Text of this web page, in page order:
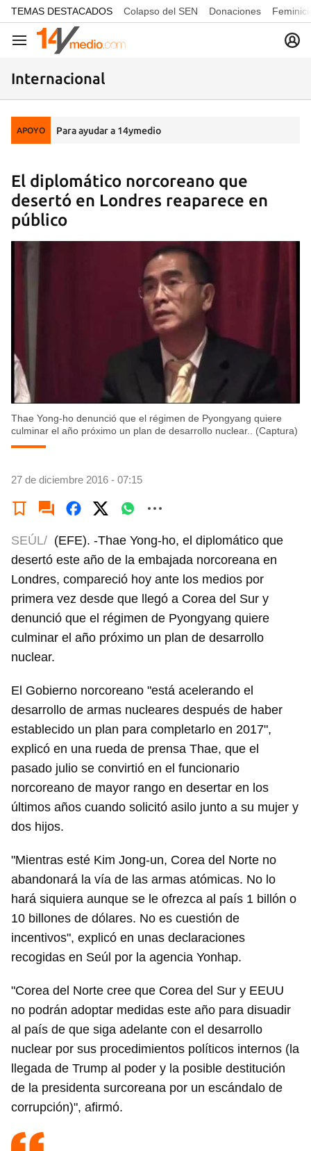
common.go-to-content
TEMAS DESTACADOS Colapso del SEN Donaciones
Navegación
Internacional
APOYO Para ayudar a 14ymedio
El diplomático norcoreano que
desertó en Londres reaparece en
público
Thae Yong-ho denunció que el régimen de Pyongyang quiere
culminar el año próximo un plan de desarrollo nuclear.. (Captura)
27 de diciembre 2016 - 07:15
SEÚL/ (EFE). -Thae Yong-ho, el diplomático que
desertó este año de la embajada norcoreana en
Londres, compareció hoy ante los medios por
primera vez desde que llegó a Corea del Sur y
denunció que el régimen de Pyongyang quiere
culminar el año próximo un plan de desarrollo
nuclear.
El Gobierno norcoreano "está acelerando el
desarrollo de armas nucleares después de haber
establecido un plan para completarlo en 2017",
explicó en una rueda de prensa Thae, que el
pasado julio se convirtió en el funcionario
norcoreano de mayor rango en desertar en los
últimos años cuando solicitó asilo junto a su mujer y
dos hijos.
"Mientras esté Kim Jong-un, Corea del Norte no
abandonará la vía de las armas atómicas. No lo
hará siquiera aunque se le ofrezca al país 1 billón o
10 billones de dólares. No es cuestión de
incentivos", explicó en unas declaraciones
recogidas en Seúl por la agencia Yonhap.
"Corea del Norte cree que Corea del Sur y EEUU
no podrán adoptar medidas este año para disuadir
al país de que siga adelante con el desarrollo
nuclear por sus procedimientos políticos internos (la
llegada de Trump al poder y la posible destitución
de la presidenta surcoreana por un escándalo de
corrupción)", afirmó.